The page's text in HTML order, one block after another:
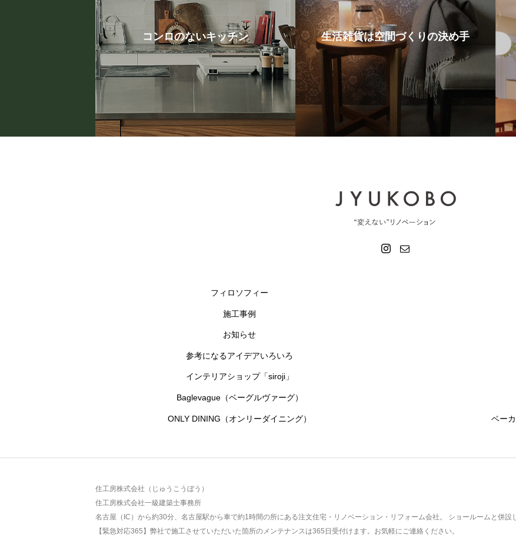
コンロのないキッチン 生活雑貨は空間づくりの決め手
フィロソフィー
施工事例
お知らせ
参考になるアイデアいろいろ
インテリアショップ「siroji」
Baglevague（ベーグルヴァーグ）
ONLY DINING（オンリーダイニング） ベー
住工房株式会社（じゅうこうぼう）
住工房株式会社一級建築士事務所
名古屋（IC）から約30分、名古屋駅から車で約1時間の所にある注文住宅・リノベーション・リフォーム会社。 ショールームと併設
【緊急対応365】弊社で施工させていただいた箇所のメンテナンスは365日受付けます。お気軽にご連絡ください。